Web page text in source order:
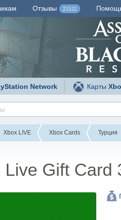
Отзывы 21511
Network Карты
Xbox LIVE Xbox Cards Турция
Live Gift Card